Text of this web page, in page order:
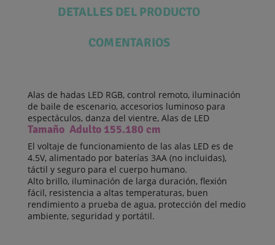
DETALLES DEL PRODUCTO
COMENTARIOS
Alas de hadas LED RGB, control remoto, iluminación
de baile de escenario, accesorios luminoso para
espectáculos, danza del vientre, Alas de LED
Tamaño Adulto 155.180 cm
El voltaje de funcionamiento de las alas LED es de
4.5V, alimentado por baterías 3AA (no incluidas),
táctil y seguro para el cuerpo humano.
Alto brillo, iluminación de larga duración, flexión
fácil, resistencia a altas temperaturas, buen
rendimiento a prueba de agua, protección del medio
ambiente, seguridad y portátil.